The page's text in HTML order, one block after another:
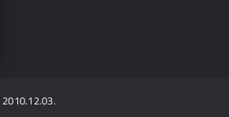
2010.12.03.